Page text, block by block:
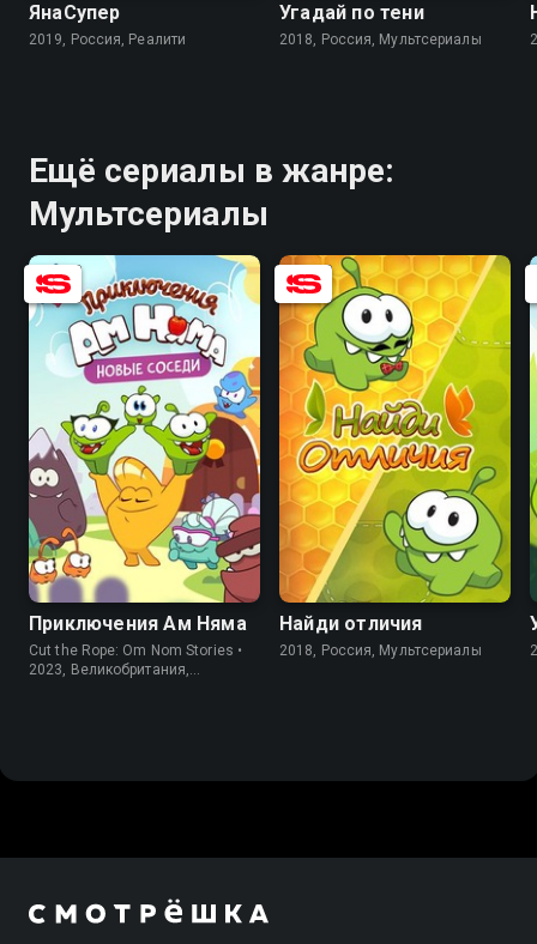
ЯнаСупер
2019, Россия, Реалити
Угадай по тени
2018, Россия, Мультсериалы
Ещё сериалы в жанре:
Мультсериалы
8.2
Приключения Ам Няма
Cut the Rope: Om Nom Stories •
2023, Великобритания,
Найди отличия
2018, Россия, Мультсериалы